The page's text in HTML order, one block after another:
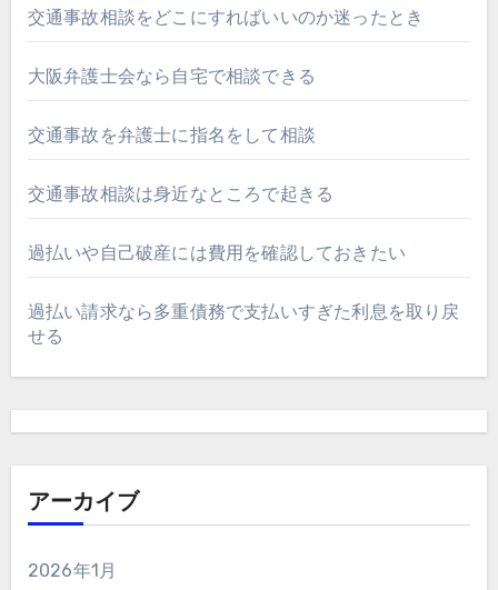
交通事故相談をどこにすればいいのか迷ったとき
大阪弁護士会なら自宅で相談できる
交通事故を弁護士に指名をして相談
交通事故相談は身近なところで起きる
過払いや自己破産には費用を確認しておきたい
過払い請求なら多重債務で支払いすぎた利息を取り戻
せる
アーカイブ
2026年1月